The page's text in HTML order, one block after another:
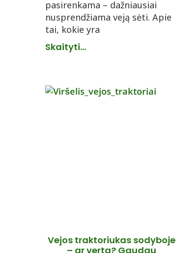
pasirenkama – dažniausiai
nusprendžiama veją sėti. Apie
tai, kokie yra
Skaityti...
Vejos traktoriukas sodyboje
– ar verta? Gaudau